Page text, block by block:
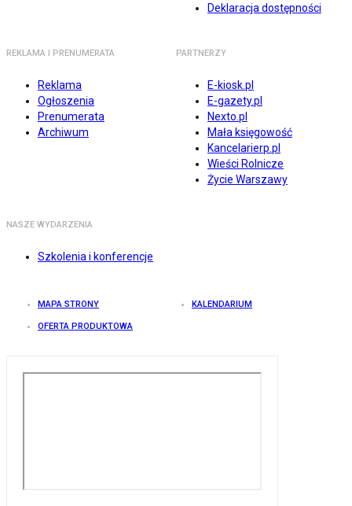
Deklaracja dostępności
REKLAMA I PRENUMERATA
Reklama
Ogłoszenia
Prenumerata
Archiwum
PARTNERZY
E-kiosk.pl
E-gazety.pl
Nexto.pl
Mała księgowość
Kancelarierp.pl
Wieści Rolnicze
Życie Warszawy
NASZE WYDARZENIA
Szkolenia i konferencje
MAPA STRONY KALENDARIUM
OFERTA PRODUKTOWA